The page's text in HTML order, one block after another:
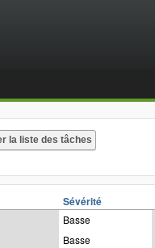
Sévérité
Basse
Basse